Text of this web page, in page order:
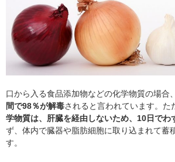
口から入る食品添加物などの化学物質の場合、
間で98％が解毒されると言われています。た
学物質は、肝臓を経由しないため、10日でわ
ず、体内で臓器や脂肪細胞に取り込まれて蓄
す。